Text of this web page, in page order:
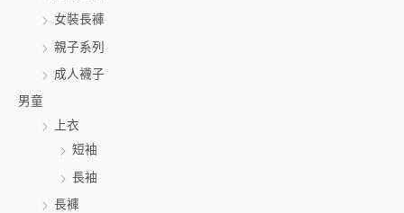
女裝長褲
親子系列
成人襪子
男童
上衣
短袖
長袖
長褲